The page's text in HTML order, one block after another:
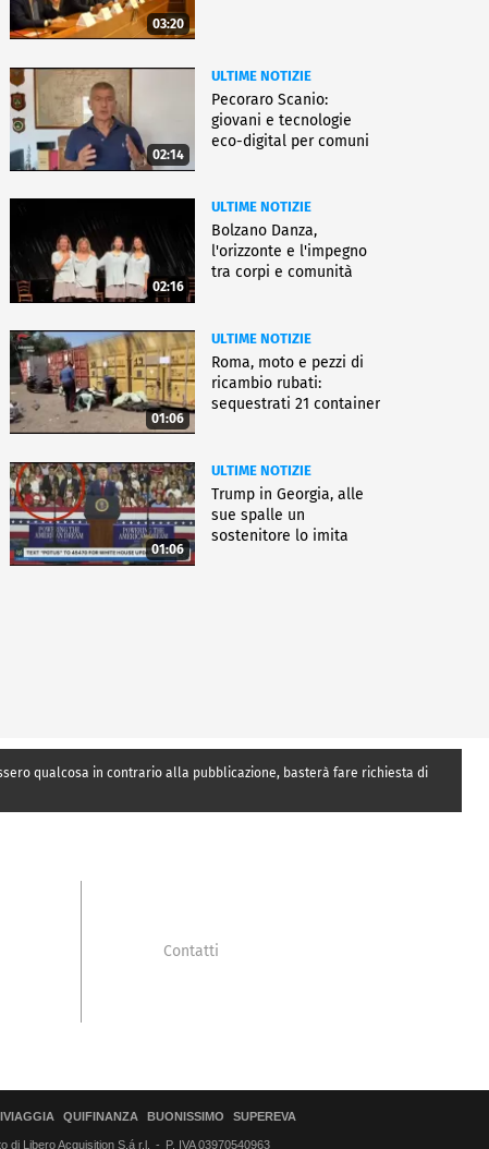
03:20
02:14
ULTIME NOTIZIE
Pecoraro Scanio:
giovani e tecnologie
eco-digital per comuni
02:16
ULTIME NOTIZIE
Bolzano Danza,
l'orizzonte e l'impegno
tra corpi e comunità
01:06
ULTIME NOTIZIE
Roma, moto e pezzi di
ricambio rubati:
sequestrati 21 container
01:06
ULTIME NOTIZIE
Trump in Georgia, alle
sue spalle un
sostenitore lo imita
qualcosa in contrario alla pubblicazione, basterà fare richiesta di
Contatti
QUIFINANZA BUONISSIMO SUPEREVA
di Libero Acquisition S.á r.l. P. IVA 03970540963